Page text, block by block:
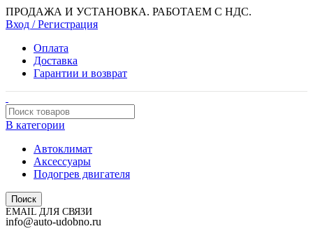
ПРОДАЖА И УСТАНОВКА. РАБОТАЕМ С НДС.
Вход / Регистрация
Оплата
Доставка
Гарантии и возврат
В категории
Автоклимат
Аксессуары
Подогрев двигателя
Поиск
EMAIL ДЛЯ СВЯЗИ
info@auto-udobno.ru